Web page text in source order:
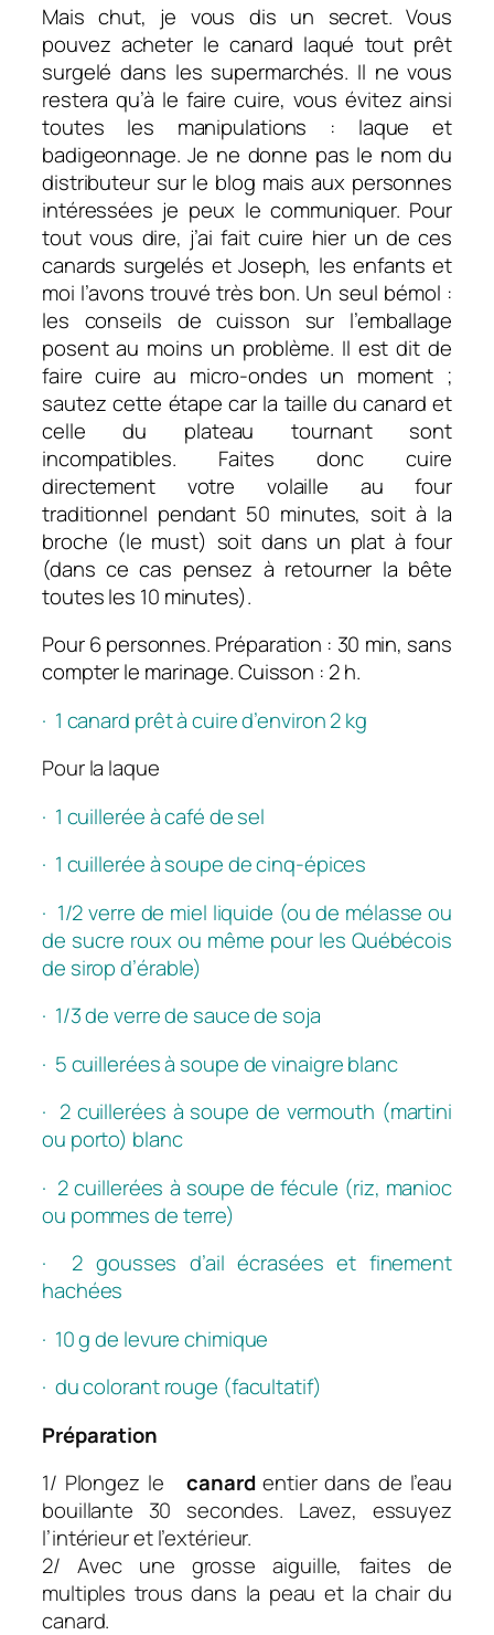
Mais chut, je vous dis un secret. Vous
pouvez acheter le canard laqué tout prêt
surgelé dans les supermarchés. Il ne vous
restera qu’à le faire cuire, vous évitez ainsi
toutes les manipulations : laque et
badigeonnage. Je ne donne pas le nom du
distributeur sur le blog mais aux personnes
intéressées je peux le communiquer. Pour
tout vous dire, j’ai fait cuire hier un de ces
canards surgelés et Joseph, les enfants et
moi l’avons trouvé très bon. Un seul bémol :
les conseils de cuisson sur l’emballage
posent au moins un problème. Il est dit de
faire cuire au micro-ondes un moment ;
sautez cette étape car la taille du canard et
celle du plateau tournant sont
incompatibles. Faites donc cuire
directement votre volaille au four
traditionnel pendant 50 minutes, soit à la
broche (le must) soit dans un plat à four
(dans ce cas pensez à retourner la bête
toutes les 10 minutes).
Pour 6 personnes. Préparation : 30 min, sans
compter le marinage. Cuisson : 2 h.
· 1 canard prêt à cuire d’environ 2 kg
Pour la laque
· 1 cuillerée à café de sel
· 1 cuillerée à soupe de cinq-épices
· 1/2 verre de miel liquide (ou de mélasse ou
de sucre roux ou même pour les Québécois
de sirop d’érable)
· 1/3 de verre de sauce de soja
· 5 cuillerées à soupe de vinaigre blanc
· 2 cuillerées à soupe de vermouth (martini
ou porto) blanc
· 2 cuillerées à soupe de fécule (riz, manioc
ou pommes de terre)
· 2 gousses d’ail écrasées et finement
hachées
· 10 g de levure chimique
· du colorant rouge (facultatif)
Préparation
1/ Plongez lecanardentier dans de l’eau
bouillante 30 secondes. Lavez, essuyez
l’intérieur et l’extérieur.
2/ Avec une grosse aiguille, faites de
multiples trous dans la peau et la chair du
canard.